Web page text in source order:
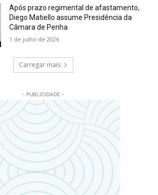
Após prazo regimental de afastamento,
Diego Matiello assume Presidência da
Câmara de Penha
1 de julho de 2026
Carregar mais
- PUBLICIDADE -